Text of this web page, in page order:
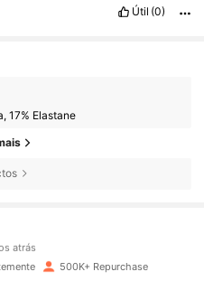
Útil (0)
17% Elastane
atrás
500K+ Repurchase